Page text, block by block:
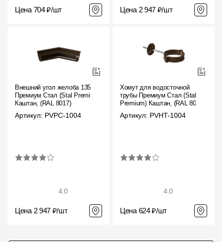
Цена 704 ₽/шт Цена 2 947 ₽/шт
Внешний угол желоба 135˚
Премиум Стал (Stal Premium)
Каштан, (RAL 8017)
Артикул: PVPC-1004
4.0
Цена 2 947 ₽/шт
Хомут для водосточной
трубы Премиум Стал (Stal
Premium) Каштан, (RAL 8017)
Артикул: PVHT-1004
4.0
Цена 624 ₽/шт